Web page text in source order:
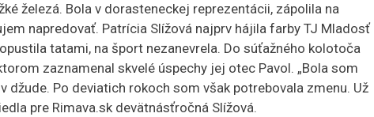
železá. Bola v dorasteneckej reprezentácii, zápolila na
napredovať. Patrícia Slížová najprv hájila farby TJ Mladosť
tatami, na šport nezanevrela. Do súťažného kolotoča
zaznamenal skvelé úspechy jej otec Pavol. „Bola som
džude. Po deviatich rokoch som však potrebovala zmenu. Už
pre Rimava.sk devätnásťročná Slížová.